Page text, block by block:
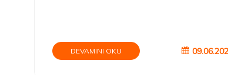
DEVAMINI OKU